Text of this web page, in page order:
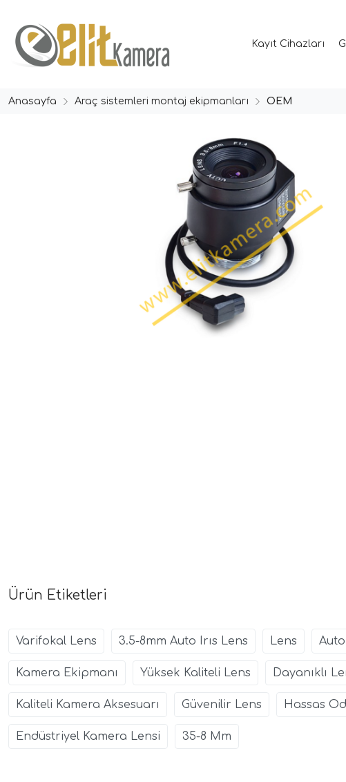
Kayıt Cihazları
Anasayfa Araç sistemleri montaj ekipmanları OEM
Ürün Etiketleri
Varifokal Lens 3.5-8mm Auto Irıs Lens Lens
Kamera Ekipmanı Yüksek Kaliteli Lens Dayanıklı
Kaliteli Kamera Aksesuarı Güvenilir Lens Hassas
Endüstriyel Kamera Lensi 35-8 Mm